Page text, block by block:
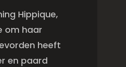
Hippique,
om haar
heeft
en paard